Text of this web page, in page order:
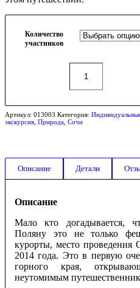
Количество
участников
Артикул: 013003 Категория:
экскурсия Природа Сочи
Описание Детали
Описание
Мало кто догадывается,
Поляну это не только
курорты, место проведения
2014 года. Это в первую
горного края,
неутомимым